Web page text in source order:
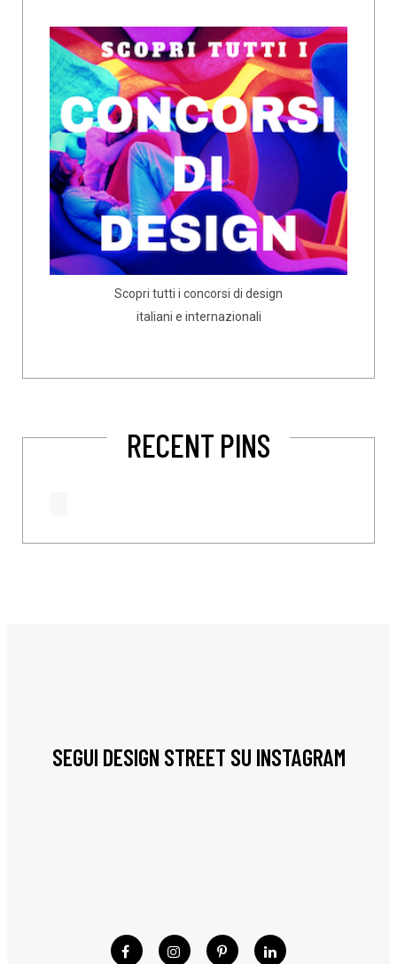
Scopri tutti i concorsi di design
italiani e internazionali
RECENT PINS
SEGUI DESIGN STREET SU INSTAGRAM